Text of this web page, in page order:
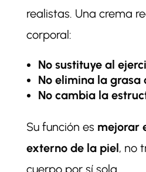
realistas. Una crema
corporal:
No sustituye al
No elimina la grasa
No cambia la
Su función es mejorar
externo de la piel, no
cuerpo por sí sola.